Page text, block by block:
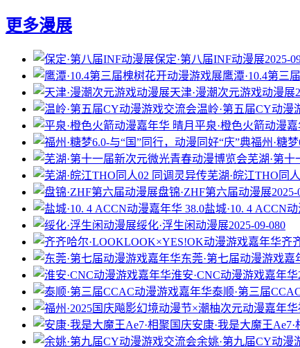
更多漫展
保定·第八届INF动漫展2025-
鹰潭·10.4第三
天津·漫潮次元游戏动漫展
温岭·第五届CY动漫
平泉·橙色火箭动漫嘉
福州·糖
芜湖·第
芜湖·皖江THO同
盘锦·ZHF第六届动漫展2025-
盐城·10. 4 ACCN
绥化·浮生闲动漫展2025-09-080
齐
东莞·第七届动漫游戏嘉
淮安·CNC动漫游戏嘉年华
泰顺·第三届
安康·我是大魔王Ae7·
余姚·第九届CY动漫